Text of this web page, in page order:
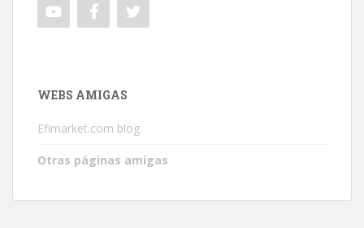
WEBS AMIGAS
Efimarket.com blog
Otras páginas amigas